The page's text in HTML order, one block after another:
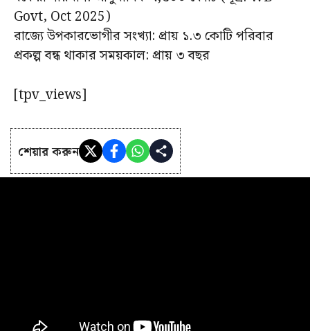
Govt, Oct 2025)
রাজ্যে উপকারভোগীর সংখ্যা: প্রায় ১.৩ কোটি পরিবার
প্রকল্প বন্ধ থাকার সময়কাল: প্রায় ৩ বছর
[tpv_views]
শেয়ার করুন